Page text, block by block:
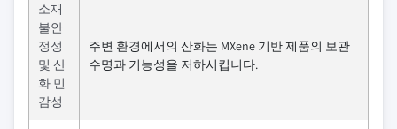
소재
불안
정성
및 산
화 민
감성
주변 환경에서의 산화는 MXene 기반 제품의 보관
수명과 기능성을 저하시킵니다.